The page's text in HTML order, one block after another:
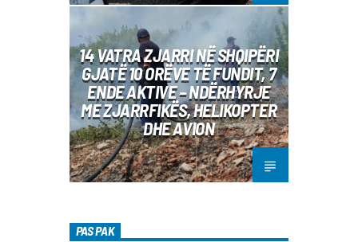
14 VATRA ZJARRI NË SHQIPËRI
GJATË 10 ORËVE TË FUNDIT, 7
ENDE AKTIVE – NDËRHYRJE
ME ZJARRFIKËS, HELIKOPTER
DHE AVION
PAS PAK